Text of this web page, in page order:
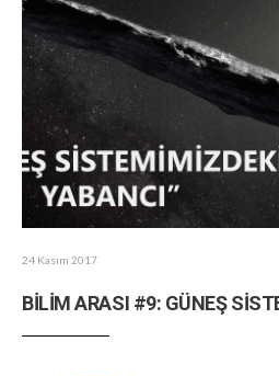
24 Kasım 2017
BİLİM ARASI #9: GÜNEŞ